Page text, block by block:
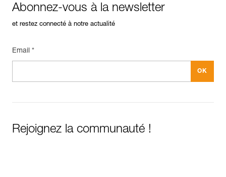
Abonnez-vous à la newsletter
et restez connecté à notre actualité
Email *
Rejoignez la communauté !